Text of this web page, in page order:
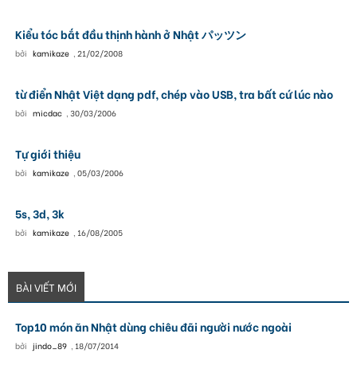
Kiểu tóc bắt đầu thịnh hành ở Nhật パッツン
bởi kamikaze , 21/02/2008
từ điển Nhật Việt dạng pdf, chép vào USB, tra bất cứ lúc nào
bởi micdac , 30/03/2006
Tự giới thiệu
bởi kamikaze , 05/03/2006
5s, 3d, 3k
bởi kamikaze , 16/08/2005
BÀI VIẾT MỚI
Top10 món ăn Nhật dùng chiêu đãi người nước ngoài
bởi jindo_89 , 18/07/2014